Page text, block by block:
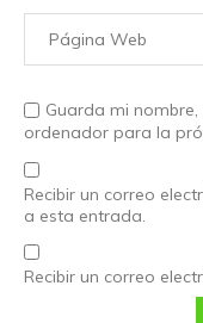
Guarda mi
ordenador para la
Recibir un correo
a esta entrada.
Recibir un correo